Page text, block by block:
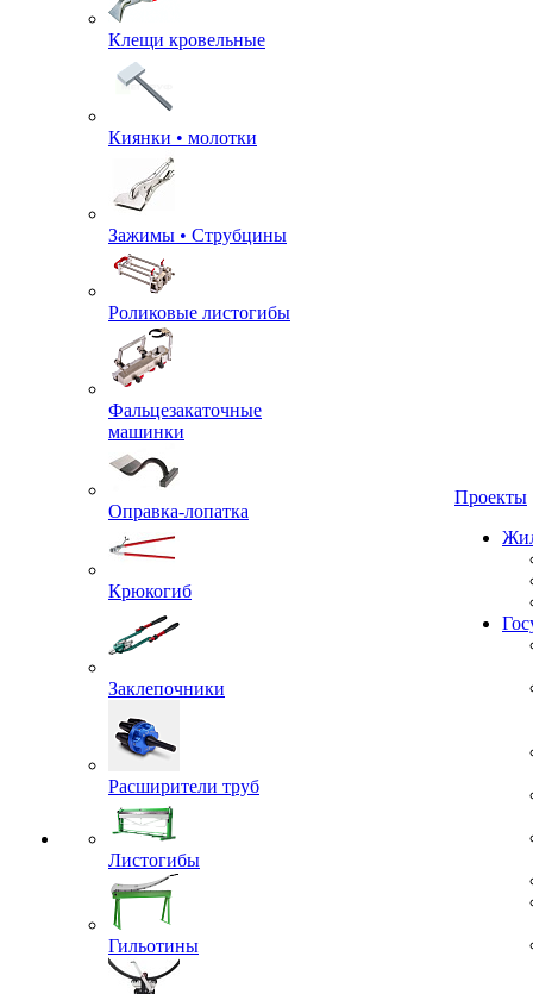
Клещи кровельные
Киянки • молотки
Зажимы • Струбцины
Роликовые листогибы
Фальцезакаточные
машинки
Оправка-лопатка
Крюкогиб
Заклепочники
Расширители труб
Листогибы
Гильотины